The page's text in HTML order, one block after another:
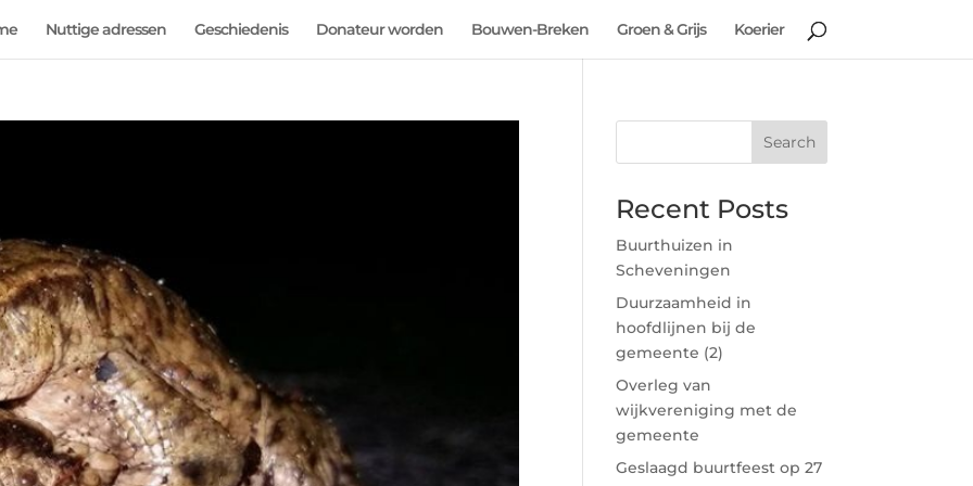
Nuttige adressen Geschiedenis Donateur worden Bouwen-Breken Groen & Grijs Koerier
Search
Recent Posts
Buurthuizen in
Scheveningen
Duurzaamheid in
hoofdlijnen bij de
gemeente (2)
Overleg van
wijkvereniging met de
gemeente
Geslaagd buurtfeest op 27